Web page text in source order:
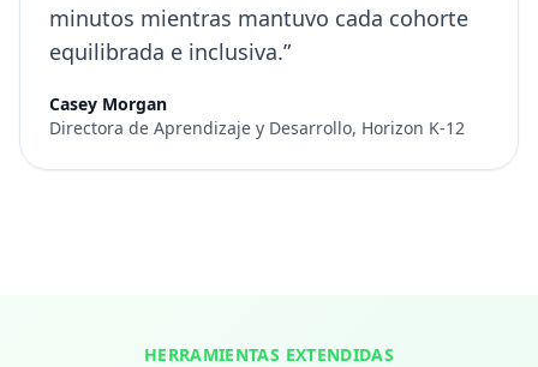
minutos mientras mantuvo cada cohorte
equilibrada e inclusiva.”
Casey Morgan
Directora de Aprendizaje y Desarrollo, Horizon K-12
HERRAMIENTAS EXTENDIDAS